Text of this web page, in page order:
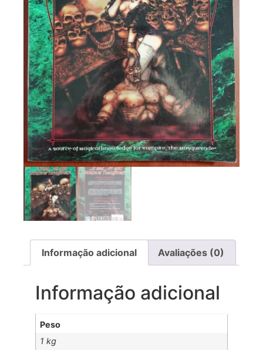
Informação adicional Avaliações (0)
Informação adicional
Peso
1 kg